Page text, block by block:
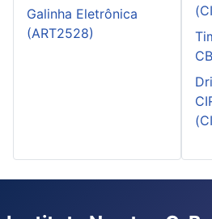
Galinha Eletrônica
(ART2528)